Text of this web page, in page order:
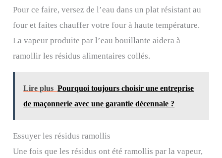
Pour ce faire, versez de l’eau dans un plat résistant au
four et faites chauffer votre four à haute température.
La vapeur produite par l’eau bouillante aidera à
ramollir les résidus alimentaires collés.
Lire plus Pourquoi toujours choisir une entreprise
de maçonnerie avec une garantie décennale ?
Essuyer les résidus ramollis
Une fois que les résidus ont été ramollis par la vapeur,